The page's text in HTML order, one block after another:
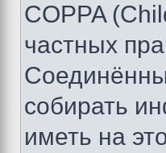
COPPA
частных
собирать
иметь на